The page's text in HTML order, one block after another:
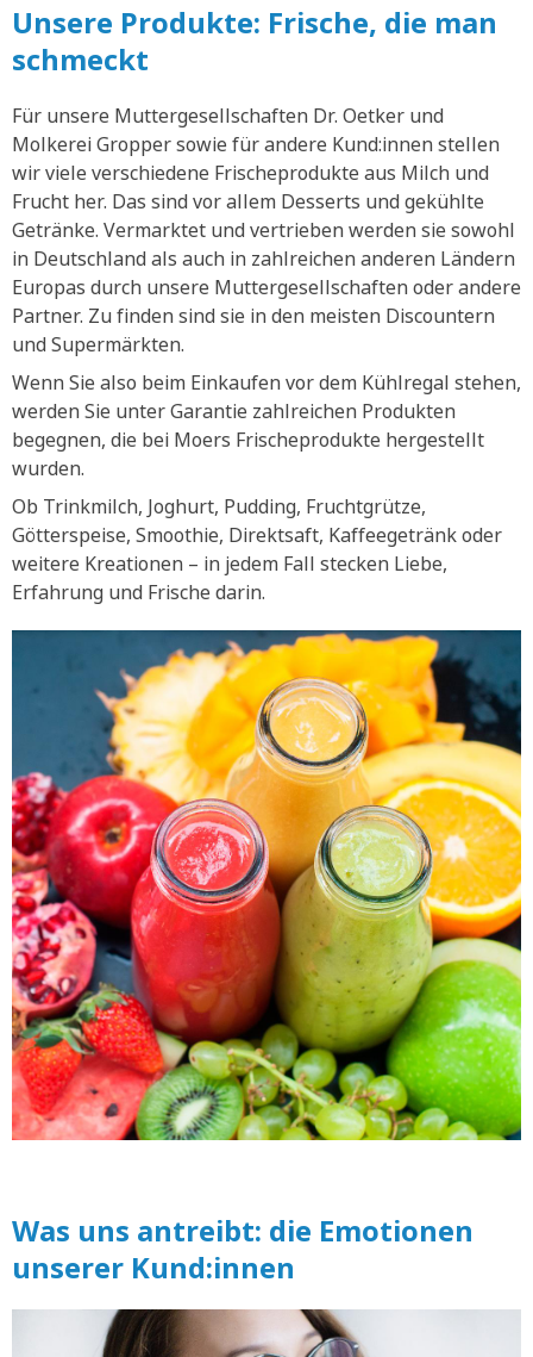
Unsere Produkte: Frische, die man
schmeckt
Für unsere Muttergesellschaften Dr. Oetker und
Molkerei Gropper sowie für andere Kund:innen stellen
wir viele verschiedene Frischeprodukte aus Milch und
Frucht her. Das sind vor allem Desserts und gekühlte
Getränke. Vermarktet und vertrieben werden sie sowohl
in Deutschland als auch in zahlreichen anderen Ländern
Europas durch unsere Muttergesellschaften oder andere
Partner. Zu finden sind sie in den meisten Discountern
und Supermärkten.
Wenn Sie also beim Einkaufen vor dem Kühlregal stehen,
werden Sie unter Garantie zahlreichen Produkten
begegnen, die bei Moers Frischeprodukte hergestellt
wurden.
Ob Trinkmilch, Joghurt, Pudding, Fruchtgrütze,
Götterspeise, Smoothie, Direktsaft, Kaffeegetränk oder
weitere Kreationen – in jedem Fall stecken Liebe,
Erfahrung und Frische darin.
Was uns antreibt: die Emotionen
unserer Kund:innen